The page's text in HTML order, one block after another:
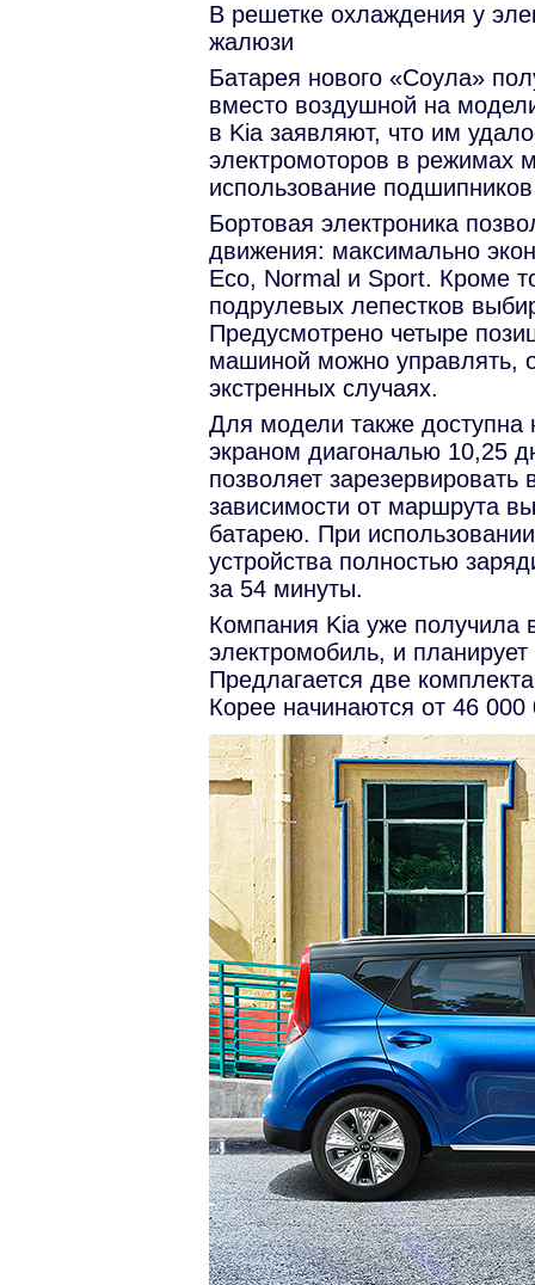
В решетке охлаждения у
жалюзи
Батарея нового «Соула»
вместо воздушной на
в Kia заявляют, что им
электромоторов в режимах
использование
Бортовая электроника
движения: максимально
Eco, Normal и Sport. Кроме
подрулевых лепестков
Предусмотрено четыре
машиной можно управлять,
экстренных случаях.
Для модели также доступна
экраном диагональю 10,25
позволяет
зависимости от маршрута
батарею. При
устройства полностью
за 54 минуты.
Компания Kia уже получила
электромобиль, и
Предлагается две
Корее начинаются от 46